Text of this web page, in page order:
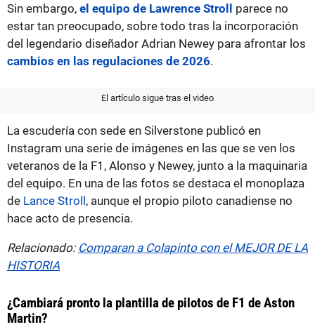
Sin embargo, el equipo de Lawrence Stroll parece no
estar tan preocupado, sobre todo tras la incorporación
del legendario diseñador Adrian Newey para afrontar los
cambios en las regulaciones de 2026.
El artículo sigue tras el video
La escudería con sede en Silverstone publicó en
Instagram una serie de imágenes en las que se ven los
veteranos de la F1, Alonso y Newey, junto a la maquinaria
del equipo. En una de las fotos se destaca el monoplaza
de Lance Stroll, aunque el propio piloto canadiense no
hace acto de presencia.
Relacionado: Comparan a Colapinto con el MEJOR DE LA
HISTORIA
¿Cambiará pronto la plantilla de pilotos de F1 de Aston
Martin?